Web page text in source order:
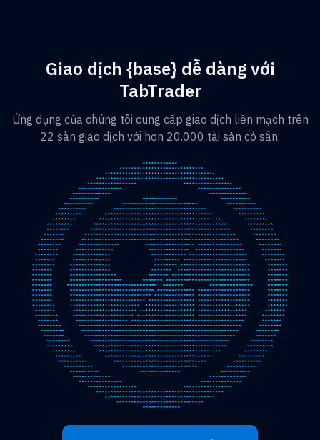
Giao dịch {base} dễ dàng với
TabTrader
Ứng dụng của chúng tôi cung cấp giao dịch liền mạch trên
22 sàn giao dịch với hơn 20.000 tài sản có sẵn.